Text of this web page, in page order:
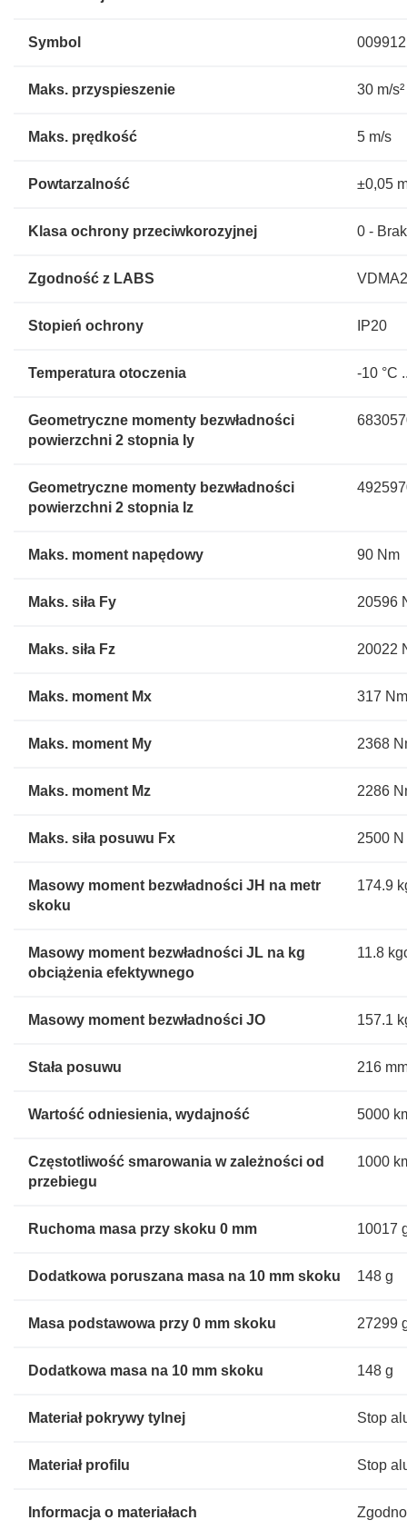
Symbol
Maks. przyspieszenie 30 m/s²
Maks. prędkość 5 m/s
Powtarzalność ±0,05
Klasa ochrony przeciwkorozyjnej 0 -
Zgodność z LABS
Stopień ochrony IP20
Temperatura otoczenia -10 °C
Geometryczne momenty bezwładności
powierzchni 2 stopnia Iy
Geometryczne momenty bezwładności
powierzchni 2 stopnia Iz
Maks. moment napędowy 90 Nm
Maks. siła Fy 20596
Maks. siła Fz 20022
Maks. moment Mx 317
Maks. moment My 2368
Maks. moment Mz 2286
Maks. siła posuwu Fx 2500 N
Masowy moment bezwładności JH na metr
skoku
174.9
Masowy moment bezwładności JL na kg
obciążenia efektywnego
11.8
Masowy moment bezwładności JO 157.1
Stała posuwu 216
Wartość odniesienia, wydajność 5000
Częstotliwość smarowania w zależności od
przebiegu
1000
Ruchoma masa przy skoku 0 mm 10017
Dodatkowa poruszana masa na 10 mm skoku 148 g
Masa podstawowa przy 0 mm skoku 27299
Dodatkowa masa na 10 mm skoku 148 g
Materiał pokrywy tylnej Stop
Materiał profilu Stop
Informacja o materiałach